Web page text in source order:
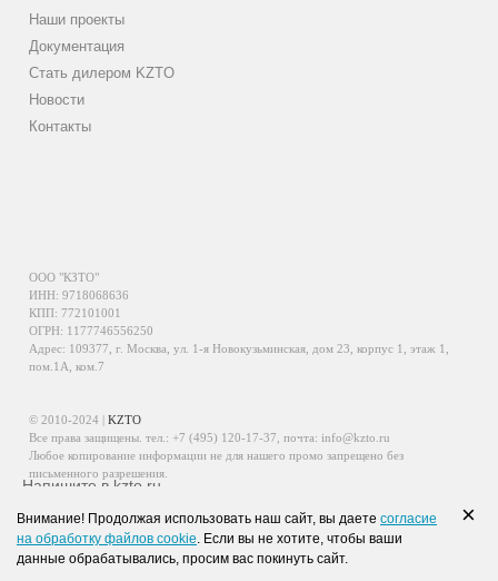
Наши проекты
Документация
Стать дилером KZTO
Новости
Контакты
ООО "КЗТО"
ИНН: 9718068636
КПП: 772101001
ОГРН: 1177746556250
Адрес: 109377, г. Москва, ул. 1-я Новокузьминская, дом 23, корпус 1, этаж 1,
пом.1А, ком.7
© 2010-2024 |KZTO
Все права защищены. тел.: +7 (495) 120-17-37 , почта: info@kzto.ru
Любое копирование информации не для нашего промо запрещено без
письменного разрешения.
Информация, размещенная на сайте, не является публичной офертой.
Политика обработки персональных данных
Политика конфиденциальности персональных данных
Напишите в kzto.ru
WhatsApp
Telegram
×
Внимание! Продолжая использовать наш сайт, вы даете согласие
на обработку файлов cookie. Если вы не хотите, чтобы ваши
данные обрабатывались, просим вас покинуть сайт.